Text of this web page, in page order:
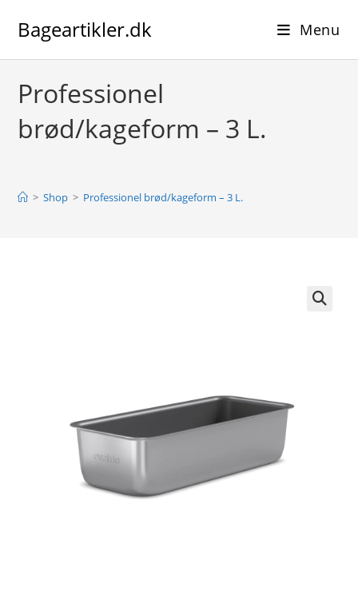
Bageartikler.dk Menu
Professionel
brød/kageform – 3 L.
> Shop > Professionel brød/kageform – 3 L.